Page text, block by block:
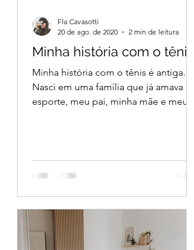
Minha história com o tênis.
Minha história com o tênis é antiga.
Nasci em uma família que já amava o
esporte, meu pai, minha mãe e meu
Fla Cavasotti
20 de ago. de 2020
2 min de leitura